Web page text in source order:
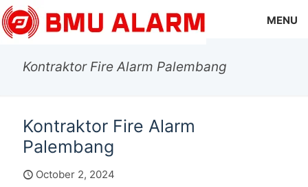
MENU
Kontraktor Fire Alarm Palembang
Kontraktor Fire Alarm
Palembang
October 2, 2024